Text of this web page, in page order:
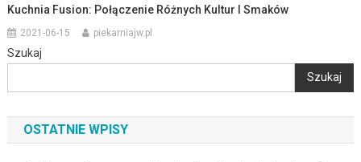
Kuchnia Fusion: Połączenie Różnych Kultur I Smaków
2021-06-15 piekarniajw.pl
Szukaj
Szukaj
OSTATNIE WPISY